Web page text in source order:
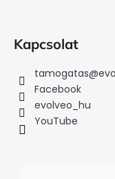
Kapcsolat
tamogatas@
Facebook
evolveo_hu
YouTube